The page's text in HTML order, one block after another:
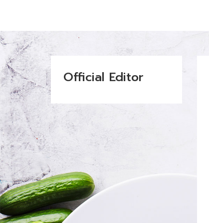
Official Editor